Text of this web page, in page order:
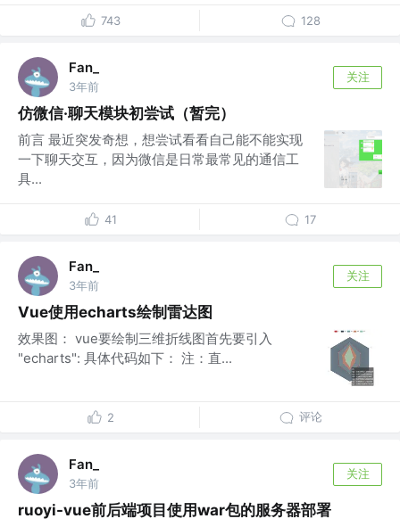
743 128
Fan_
3年前
关注
仿微信·聊天模块初尝试（暂完）
前言 最近突发奇想，想尝试看看自己能不能实现
一下聊天交互，因为微信是日常最常见的通信工
具...
41 17
Fan_
3年前
关注
Vue使用echarts绘制雷达图
效果图： vue要绘制三维折线图首先要引入
"echarts": 具体代码如下： 注：直...
2 评论
Fan_
3年前
关注
ruoyi-vue前后端项目使用war包的服务器部署